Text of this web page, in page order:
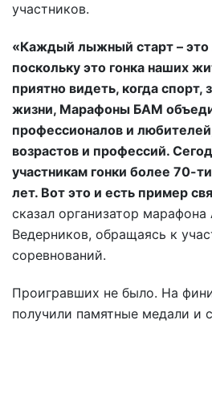
участников.
«Каждый лыжный старт –
поскольку это гонка наших
приятно видеть, когда спорт,
жизни, Марафоны БАМ
профессионалов и
возрастов и профессий.
участникам гонки более 70-
лет. Вот это и есть пример
сказал организатор марафона
Ведерников, обращаясь к
соревнований.
Проигравших не было. На
получили памятные медали и